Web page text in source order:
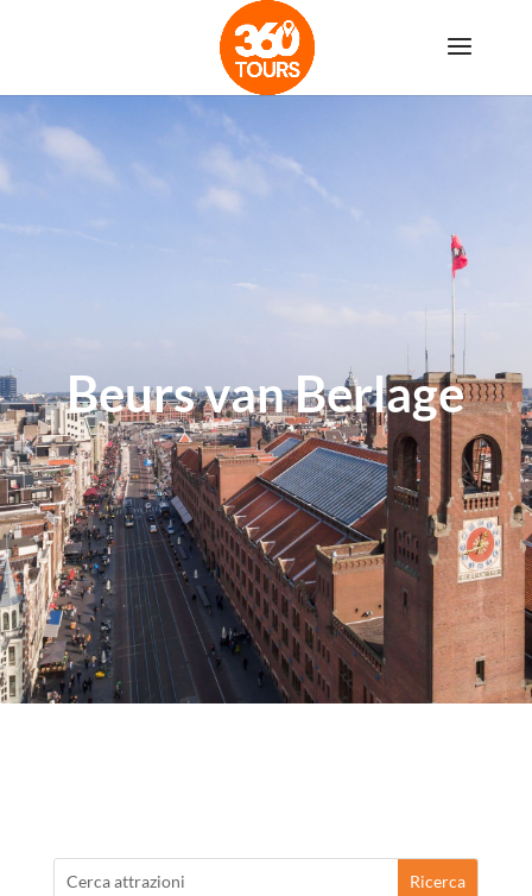
Beurs van Berlage